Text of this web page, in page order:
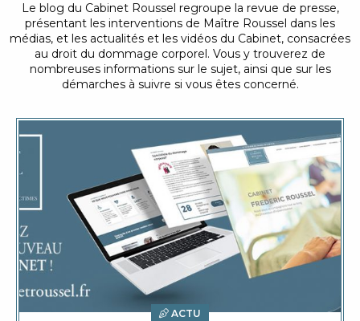
Le blog du Cabinet Roussel regroupe la revue de presse,
présentant les interventions de Maître Roussel dans les
médias, et les actualités et les vidéos du Cabinet, consacrées
au droit du dommage corporel. Vous y trouverez de
nombreuses informations sur le sujet, ainsi que sur les
démarches à suivre si vous êtes concerné.
ACTU